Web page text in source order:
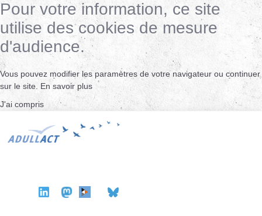
Pour votre information, ce site
utilise des cookies de mesure
d'audience.
Vous pouvez modifier les paramètres de votre navigateur ou continuer
sur le site. En savoir plus
J'ai compris